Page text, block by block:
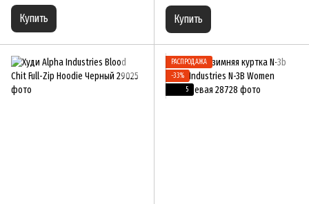
Купить Купить
РАСПРОДАЖА
−33%
5